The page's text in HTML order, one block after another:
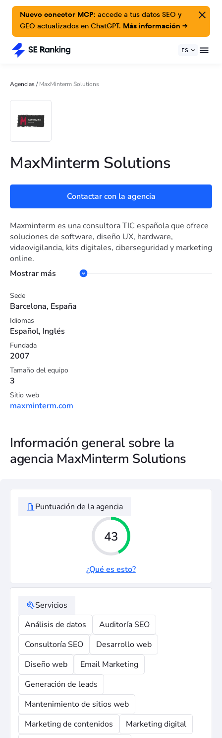
Nuevo conector MCP: accede a tus datos SEO y
GEO actualizados en ChatGPT. Más información →
ES
Agencias/MaxMinterm Solutions
MaxMinterm Solutions
Contactar con la agencia
Maxminterm es una consultora TIC española que ofrece
soluciones de software, diseño UX, hardware,
videovigilancia, kits digitales, ciberseguridad y marketing
online.
Mostrar más
Sede
Barcelona, España
Idiomas
Español, Inglés
Fundada
2007
Tamaño del equipo
3
Sitio web
maxminterm.com
Información general sobre la
agencia MaxMinterm Solutions
Puntuación de la agencia
43
¿Qué es esto?
Servicios
Análisis de datos
Auditoría SEO
Consultoría SEO
Desarrollo web
Diseño web
Email Marketing
Generación de leads
Mantenimiento de sitios web
Marketing de contenidos
Marketing digital